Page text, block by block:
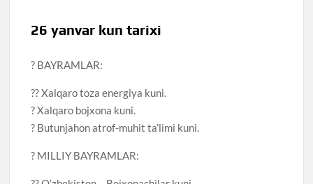
26 yanvar kun tarixi
? BAYRAMLAR:
?? Xalqaro toza energiya kuni.
? Xalqaro bojxona kuni.
? Butunjahon atrof-muhit ta’limi kuni.
? MILLIY BAYRAMLAR: